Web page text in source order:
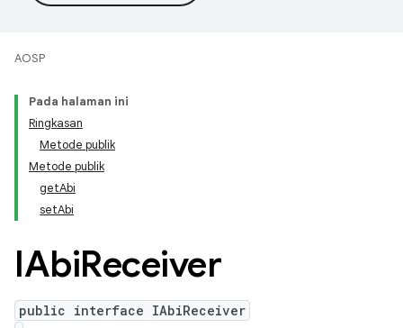
AOSP
Pada halaman ini
Ringkasan
Metode publik
Metode publik
getAbi
setAbi
IAbiReceiver
public interface IAbiReceiver